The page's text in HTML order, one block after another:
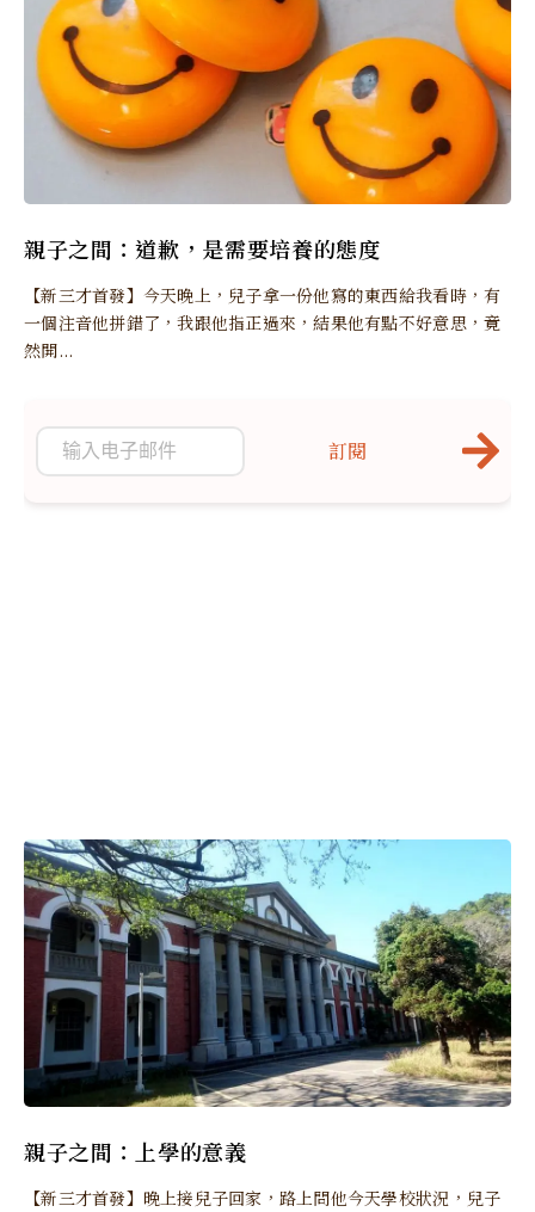
親子之間：道歉，是需要培養的態度
【新三才首發】今天晚上，兒子拿一份他寫的東西給我看時，有
一個注音他拼錯了，我跟他指正過來，結果他有點不好意思，竟
然開...
親子之間：上學的意義
【新三才首發】晚上接兒子回家，路上問他今天學校狀況，兒子
訂閱